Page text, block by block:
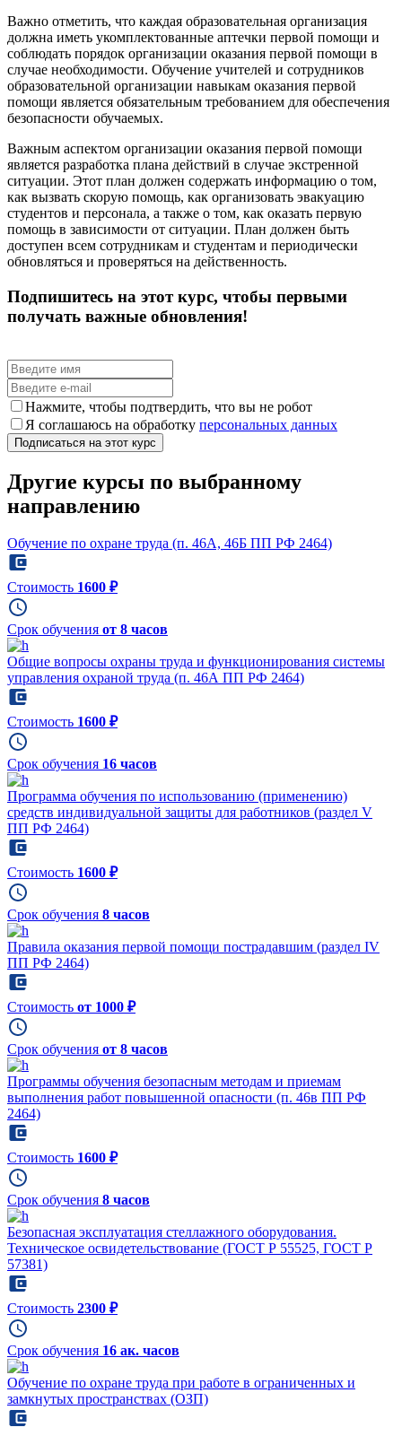
Важно отметить, что каждая образовательная организация
должна иметь укомплектованные аптечки первой помощи и
соблюдать порядок организации оказания первой помощи в
случае необходимости. Обучение учителей и сотрудников
образовательной организации навыкам оказания первой
помощи является обязательным требованием для обеспечения
безопасности обучаемых.
Важным аспектом организации оказания первой помощи
является разработка плана действий в случае экстренной
ситуации. Этот план должен содержать информацию о том,
как вызвать скорую помощь, как организовать эвакуацию
студентов и персонала, а также о том, как оказать первую
помощь в зависимости от ситуации. План должен быть
доступен всем сотрудникам и студентам и периодически
обновляться и проверяться на действенность.
Подпишитесь на этот курс, чтобы первыми
получать важные обновления!
Нажмите, чтобы подтвердить, что вы не робот
Я соглашаюсь на обработку персональных данных
Другие курсы по выбранному
направлению
Обучение по охране труда (п. 46А, 46Б ПП РФ 2464)
Стоимость 1600 ₽
Срок обучения от 8 часов
Общие вопросы охраны труда и функционирования системы
управления охраной труда (п. 46А ПП РФ 2464)
Стоимость 1600 ₽
Срок обучения 16 часов
Программа обучения по использованию (применению)
средств индивидуальной защиты для работников (раздел V
ПП РФ 2464)
Стоимость 1600 ₽
Срок обучения 8 часов
Правила оказания первой помощи пострадавшим (раздел IV
ПП РФ 2464)
Стоимость от 1000 ₽
Срок обучения от 8 часов
Программы обучения безопасным методам и приемам
выполнения работ повышенной опасности (п. 46в ПП РФ
2464)
Стоимость 1600 ₽
Срок обучения 8 часов
Безопасная эксплуатация стеллажного оборудования.
Техническое освидетельствование (ГОСТ Р 55525, ГОСТ Р
57381)
Стоимость 2300 ₽
Срок обучения 16 ак. часов
Обучение по охране труда при работе в ограниченных и
замкнутых пространствах (ОЗП)